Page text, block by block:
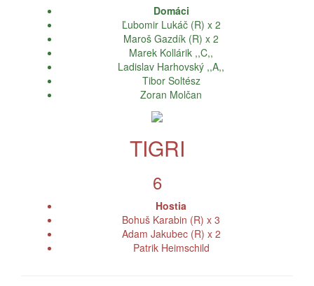
Domáci
Ľubomir Lukáč (R) x 2
Maroš Gazdík (R) x 2
Marek Kollárik ,,C,,
Ladislav Harhovský ,,A,,
Tibor Soltész
Zoran Molčan
TIGRI
6
Hostia
Bohuš Karabin (R) x 3
Adam Jakubec (R) x 2
Patrik Heimschild